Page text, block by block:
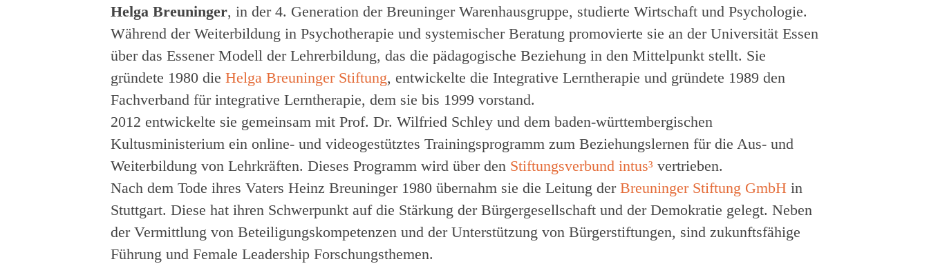
Helga Breuninger, in der 4. Generation der Breuninger Warenhausgruppe, studierte Wirtschaft und Psychologie.
Während der Weiterbildung in Psychotherapie und systemischer Beratung promovierte sie an der Universität Essen
über das Essener Modell der Lehrerbildung, das die pädagogische Beziehung in den Mittelpunkt stellt. Sie
gründete 1980 die Helga Breuninger Stiftung, entwickelte die Integrative Lerntherapie und gründete 1989 den
Fachverband für integrative Lerntherapie, dem sie bis 1999 vorstand.
2012 entwickelte sie gemeinsam mit Prof. Dr. Wilfried Schley und dem baden-württembergischen
Kultusministerium ein online- und videogestütztes Trainingsprogramm zum Beziehungslernen für die Aus- und
Weiterbildung von Lehrkräften. Dieses Programm wird über den Stiftungsverbund intus³ vertrieben.
Nach dem Tode ihres Vaters Heinz Breuninger 1980 übernahm sie die Leitung der Breuninger Stiftung GmbH in
Stuttgart. Diese hat ihren Schwerpunkt auf die Stärkung der Bürgergesellschaft und der Demokratie gelegt. Neben
der Vermittlung von Beteiligungskompetenzen und der Unterstützung von Bürgerstiftungen, sind zukunftsfähige
Führung und Female Leadership Forschungsthemen.